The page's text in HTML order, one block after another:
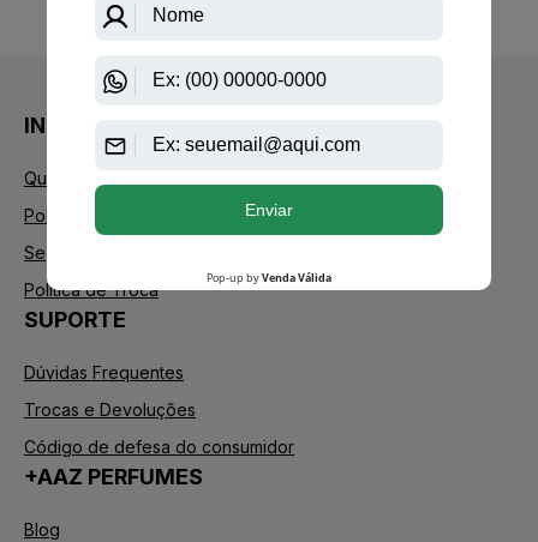
INSTITUCIONAL
Quem Somos
Política de Privacidade
Segurança
Política de Troca
SUPORTE
Dúvidas Frequentes
Trocas e Devoluções
Código de defesa do consumidor
+AAZ PERFUMES
Blog